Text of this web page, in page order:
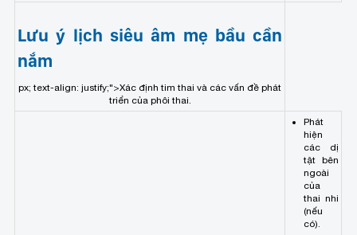
Lưu ý lịch siêu âm mẹ bầu cần
nắm
px; text-align: justify;">Xác định tim thai và các vấn đề phát
triển của phôi thai.
Phát
hiện
các dị
tật bên
ngoài
của
thai nhi
(nếu
có).